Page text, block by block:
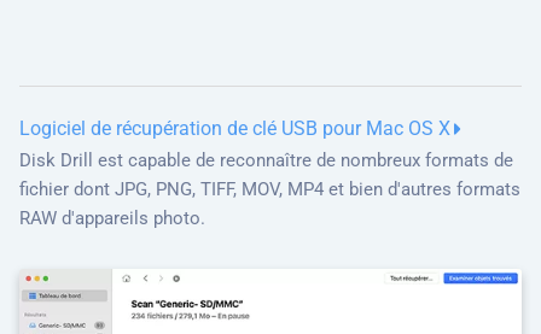
Logiciel de récupération de clé USB pour Mac OS X
Disk Drill est capable de reconnaître de nombreux formats de
fichier dont JPG, PNG, TIFF, MOV, MP4 et bien d'autres formats
RAW d'appareils photo.